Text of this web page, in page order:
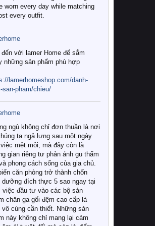
worn every day while matching
every outfit.
đến với lamer Home để sắm
những sản phẩm phù hợp
lamerhomeshop.com/danh-
san-pham/chieu/
ngủ không chỉ đơn thuần là nơi
ta ngả lưng sau một ngày
việc mệt mỏi, mà đây còn là
gian riêng tư phản ánh gu thẩm
phong cách sống của gia chủ.
căn phòng trở thành chốn
dưỡng đích thực 5 sao ngay tại
việc đầu tư vào các bộ sản
chăn ga gối đệm cao cấp là
vô cùng cần thiết. Những sản
này không chỉ mang lại cảm